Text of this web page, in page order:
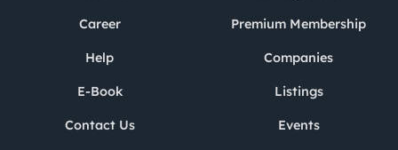
Career
Help
E-Book
Contact Us
Premium Membership
Companies
Listings
Events